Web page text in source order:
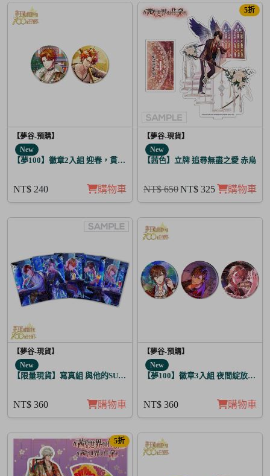
【夢谷-預購】
New
【夢100】徽章2入組 迎春，貫徹仁義的火之誓言 弗亞
NT$ 240 購物車
5折
【夢谷-現貨】
New
【茜色】立牌 追尋無盡之愛 赤烏
NT$ 650NT$ 325 購物車
【夢谷-現貨】
New
【限量現貨】寫真組 與他的SUGAR&BITTER 月亮覺醒 5入
NT$ 360 購物車
【夢谷-預購】
New
【夢100】徽章3入組 夜間綻放的花
NT$ 360 購物車
5折